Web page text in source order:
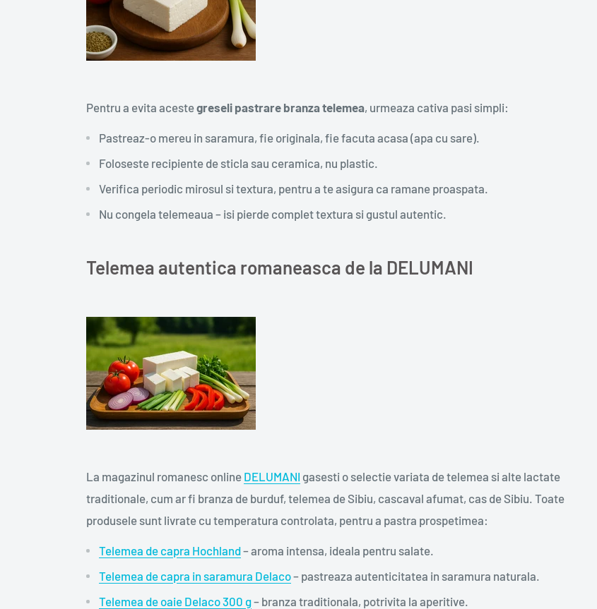
Pentru a evita acestegreseli pastrare branza telemea, urmeaza cativa pasi simpli:
Pastreaz-o mereu in saramura, fie originala, fie facuta acasa (apa cu sare).
Foloseste recipiente de sticla sau ceramica, nu plastic.
Verifica periodic mirosul si textura, pentru a te asigura ca ramane proaspata.
Nu congela telemeaua – isi pierde complet textura si gustul autentic.
Telemea autentica romaneasca de la DELUMANI
La magazinul romanesc online DELUMANI gasesti o selectie variata de telemea si alte lactate
traditionale, cum ar fi branza de burduf, telemea de Sibiu, cascaval afumat, cas de Sibiu. Toate
produsele sunt livrate cu temperatura controlata, pentru a pastra prospetimea:
Telemea de capra Hochland– aroma intensa, ideala pentru salate.
Telemea de capra in saramura Delaco– pastreaza autenticitatea in saramura naturala.
Telemea de oaie Delaco 300 g– branza traditionala, potrivita la aperitive.